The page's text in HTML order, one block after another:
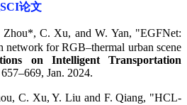
论文
Zhou*, C. Xu, and W. Yan, "EGFNet:
network for RGB–thermal urban scene
on Intelligent Transportation
Jan. 2024.
C. Xu, Y. Liu and F. Qiang, "HCL-